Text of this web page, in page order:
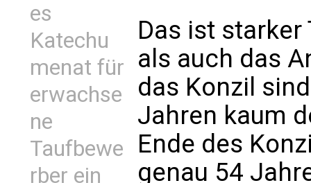
es
Katechu
menat für
erwachse
ne
Taufbewe
rber ein
Das ist starker
als auch das
das Konzil
Jahren kaum
Ende des
genau 54